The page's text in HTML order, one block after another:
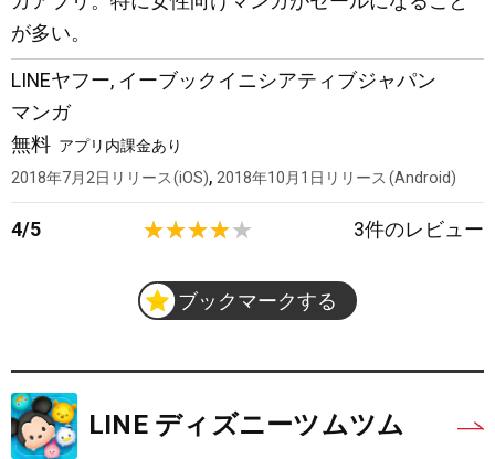
が多い。
LINEヤフー, イーブックイニシアティブジャパン
マンガ
無料 アプリ内課金あり
2018年7月2日 リリース iOS , 2018年10月1日 リリース Android
4/5 3件のレビュー
ブックマークする
LINE ディズニーツムツム